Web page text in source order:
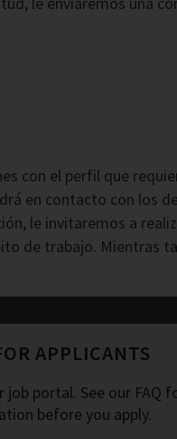
con el perfil que
en contacto con los
le invitaremos a
de trabajo. Mientras
APPLICANTS
job portal. See our FAQ
before you apply.